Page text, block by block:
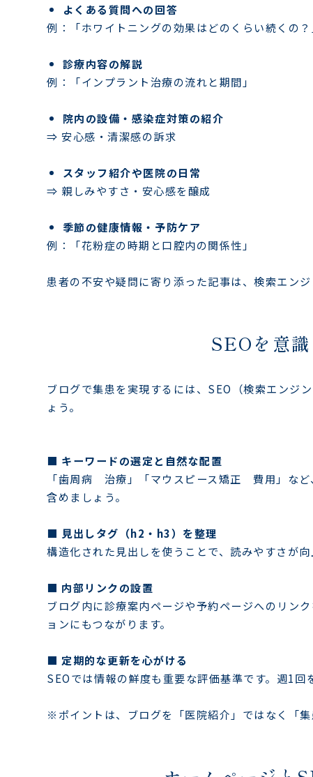
よくある質問への回答
例：「ホワイトニングの効果はどのくらい続くの？
診療内容の解説
例：「インプラント治療の流れと期間」
院内の設備・感染症対策の紹介
⇒ 安心感・清潔感の訴求
スタッフ紹介や医院の日常
⇒ 親しみやすさ・安心感を醸成
季節の健康情報・予防ケア
例：「花粉症の時期と口腔内の関係性」
患者の不安や疑問に寄り添った記事は、検索エン
SEOを意
ブログで集患を実現するには、SEO（検索エンジ
ょう。
■ キーワードの選定と自然な配置
「歯周病 治療」「マウスピース矯正 費用」な
含めましょう。
■ 見出しタグ（h2・h3）を整理
構造化された見出しを使うことで、読みやすさが向
■ 内部リンクの設置
ブログ内に診療案内ページや予約ページへのリン
ョンにもつながります。
■ 定期的な更新を心がける
SEOでは情報の鮮度も重要な評価基準です。週1回
※ポイントは、ブログを「医院紹介」ではなく「